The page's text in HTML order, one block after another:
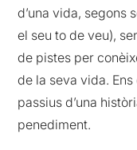
d’una vida, segons
el seu to de veu),
de pistes per
de la seva vida.
passius d’una
penediment.